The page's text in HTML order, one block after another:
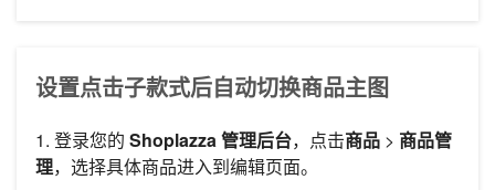
设置点击子款式后自动切换商品主图
1. 登录您的 Shoplazza 管理后台，点击商品 > 商品管
理，选择具体商品进入到编辑页面。